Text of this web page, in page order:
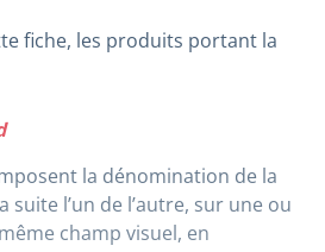
fiche, les produits portant la
la dénomination de la
suite l’un de l’autre, sur une ou
champ visuel, en